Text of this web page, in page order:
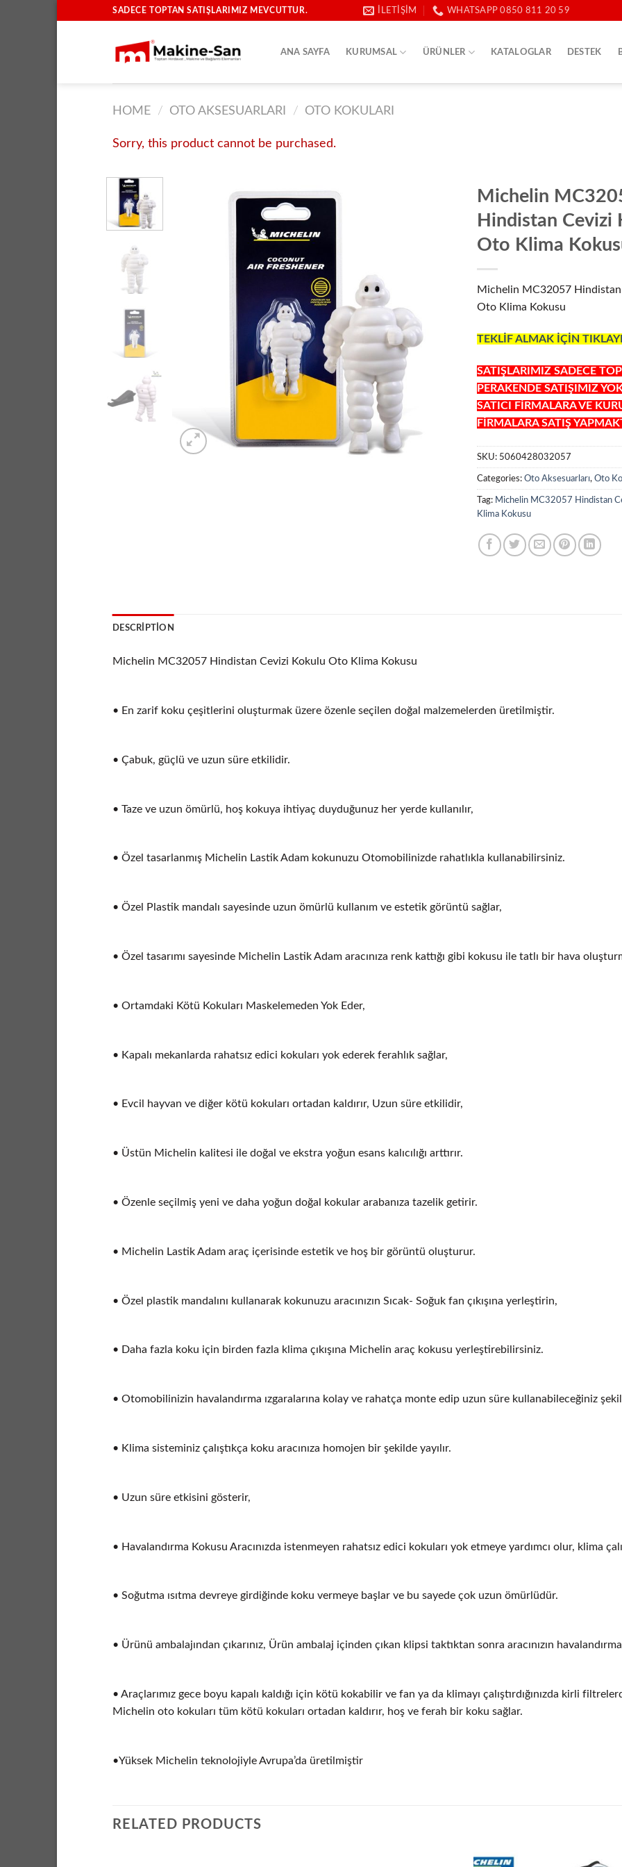
SADECE TOPTAN SATIŞLARIMIZ MEVCUTTUR. İLETIŞIM WHATSAPP 0850 811 20 59
ANA SAYFA KURUMSAL ÜRÜNLER KATALOGLAR DESTEK
HOME / OTO AKSESUARLARI / OTO KOKULARI
Sorry, this product cannot be purchased.
Michelin
Hindistan Cevizi
Oto Klima
Michelin MC32057
Oto Klima Kokusu
TEKLİF ALMAK İÇİN
SATIŞLARIMIZ SADECE
PERAKENDE SATIŞIMIZ
SATICI FİRMALARA VE
FİRMALARA SATIŞ
SKU: 5060428032057
Categories: Oto Aksesuarları, Oto
Tag: Michelin MC32057 Hindistan
Klima Kokusu
DESCRIPTION
Michelin MC32057 Hindistan Cevizi Kokulu Oto Klima Kokusu
• En zarif koku çeşitlerini oluşturmak üzere özenle seçilen doğal malzemelerden üretilmiştir.
• Çabuk, güçlü ve uzun süre etkilidir.
• Taze ve uzun ömürlü, hoş kokuya ihtiyaç duyduğunuz her yerde kullanılır,
• Özel tasarlanmış Michelin Lastik Adam kokunuzu Otomobilinizde rahatlıkla kullanabilirsiniz.
• Özel Plastik mandalı sayesinde uzun ömürlü kullanım ve estetik görüntü sağlar,
• Özel tasarımı sayesinde Michelin Lastik Adam aracınıza renk kattığı gibi kokusu ile tatlı bir hava
• Ortamdaki Kötü Kokuları Maskelemeden Yok Eder,
• Kapalı mekanlarda rahatsız edici kokuları yok ederek ferahlık sağlar,
• Evcil hayvan ve diğer kötü kokuları ortadan kaldırır, Uzun süre etkilidir,
• Üstün Michelin kalitesi ile doğal ve ekstra yoğun esans kalıcılığı arttırır.
• Özenle seçilmiş yeni ve daha yoğun doğal kokular arabanıza tazelik getirir.
• Michelin Lastik Adam araç içerisinde estetik ve hoş bir görüntü oluşturur.
• Özel plastik mandalını kullanarak kokunuzu aracınızın Sıcak- Soğuk fan çıkışına yerleştirin,
• Daha fazla koku için birden fazla klima çıkışına Michelin araç kokusu yerleştirebilirsiniz.
• Otomobilinizin havalandırma ızgaralarına kolay ve rahatça monte edip uzun süre kullanabileceğiniz
• Klima sisteminiz çalıştıkça koku aracınıza homojen bir şekilde yayılır.
• Uzun süre etkisini gösterir,
• Havalandırma Kokusu Aracınızda istenmeyen rahatsız edici kokuları yok etmeye yardımcı olur, klima
• Soğutma ısıtma devreye girdiğinde koku vermeye başlar ve bu sayede çok uzun ömürlüdür.
• Ürünü ambalajından çıkarınız, Ürün ambalaj içinden çıkan klipsi taktıktan sonra aracınızın
• Araçlarımız gece boyu kapalı kaldığı için kötü kokabilir ve fan ya da klimayı çalıştırdığınızda kirli
Michelin oto kokuları tüm kötü kokuları ortadan kaldırır, hoş ve ferah bir koku sağlar.
•Yüksek Michelin teknolojiyle Avrupa’da üretilmiştir
RELATED PRODUCTS